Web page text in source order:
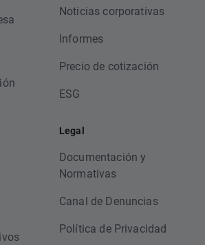
Noticias corporativas
Informes
Precio de cotización
ESG
Legal
Documentación y
Normativas
Canal de Denuncias
Política de Privacidad